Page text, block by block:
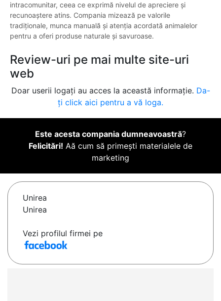
intracomunitar, ceea ce exprimă nivelul de apreciere și
recunoaștere atins. Compania mizează pe valorile
tradiționale, munca manuală și atenția acordată animalelor
pentru a oferi produse naturale și savuroase.
Review-uri pe mai multe site-uri
web
Doar userii logați au acces la această informație. Da-
ți click aici pentru a vă loga.
Este acesta compania dumneavoastră?
Felicitări! Aă cum să primești materialele de
marketing
Unirea
Unirea
Vezi profilul firmei pe